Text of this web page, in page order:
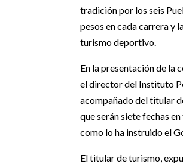
tradición por los seis
pesos en cada carrera y
turismo deportivo.
En la presentación de la
el director del Instituto
acompañado del titular
que serán siete fechas
como lo ha instruido el
El titular de turismo,